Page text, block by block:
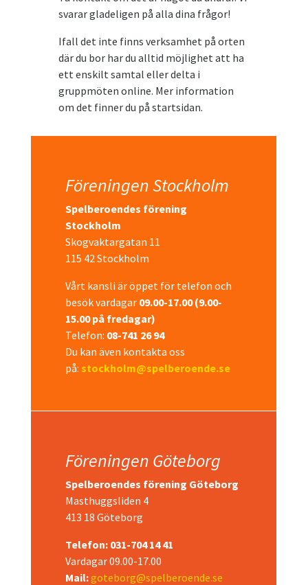
svarar gladeligen på alla dina frågor!
Ifall det inte finns verksamhet på orten
där du bor har du alltid möjlighet att ha
ett enskilt samtal eller delta i
gruppmöten online. Mer information
om det finner du på startsidan.
Föreningen Stockholm
Spelberoendes förening
Stockholm
Skogvaktargatan 11
115 42 Stockholm
Vårt kansli är öppet för telefon och
besök vardagar 09.00-17.00 (9.00-
15.00 på fredagar)
Telefon: 08-741 26 94
Du kan även kontakta oss
på: stockholm@spelberoende.se
Föreningen Göteborg
Spelberoendes förening Göteborg
Masthuggsliden 4
413 18 Göteborg
Telefon: 031-704 14 41
Vardagar 09.00-17.00
Mail:goteborg@spelberoende.se